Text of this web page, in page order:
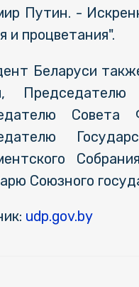
Путин. -
и процветания".
Беларуси
Совета
Союзного
udp.gov.by